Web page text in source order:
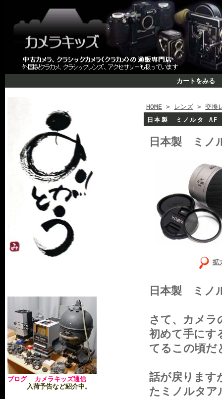
カートをみる
ブログ カメラキッズ通信
入荷予告など紹介中。
HOME > レンズ > 交換
日本製 ミノルタ
日本製 ミ
拡
日本製 ミ
さて、カメラ
初めて手にす
てるこの頃だ
話が戻ります
たミノルタア